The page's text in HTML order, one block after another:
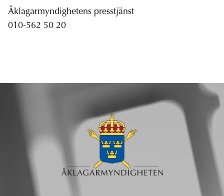
Åklagarmyndighetens presstjänst
010-562 50 20